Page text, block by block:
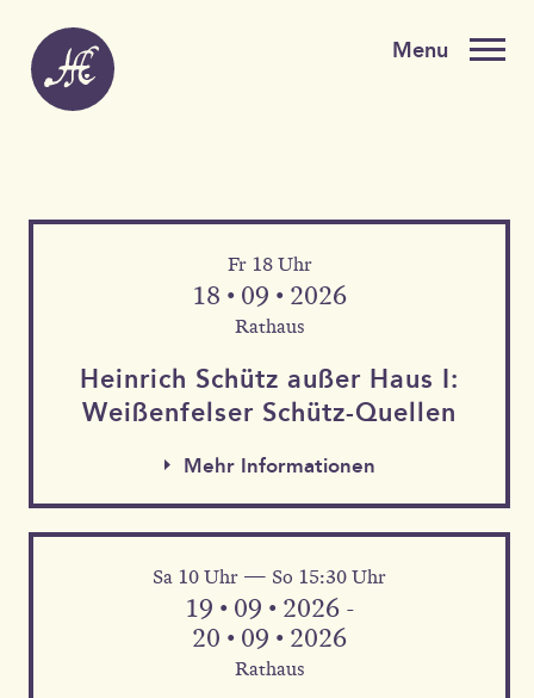
Fr 18 Uhr
18 • 09 • 2026
Rathaus
Heinrich Schütz außer Haus I:
Weißen­felser Schütz-Quellen
Mehr Informationen
Mehr Informationen
Sa 10 Uhr — So 15:30 Uhr
19 • 09 • 2026 -
20 • 09 • 2026
Rathaus